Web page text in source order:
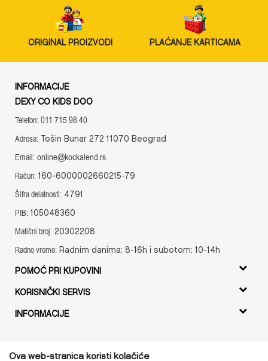
ORIGINAL PROIZVODI PLAĆANJE KARTICAMA
INFORMACIJE
DEXY CO KIDS DOO
Telefon: 011 715 98 40
Adresa: Tošin Bunar 272 11070 Beograd
Email: online@kockalend.rs
Račun: 160-6000002660215-79
Šifra delatnosti: 4791
PIB: 105048360
Matični broj: 20302208
Radno vreme: Radnim danima: 8-16h i subotom: 10-14h
POMOĆ PRI KUPOVINI
Uslovi korišćenja i prodaje
Uputstvo za Online kupovinu
KORISNIČKI SERVIS
Isporuka
Povrat novca
Reklamacije
INFORMACIJE
Ova web-stranica koristi kolačiće